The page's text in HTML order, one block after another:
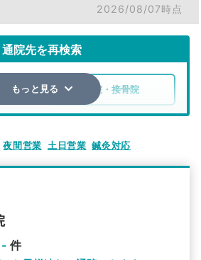
2026/08/07時点
通院先を再検索
整骨院・接骨院
検索する
院名から探す
もっと見る
夜間営業 土日営業 鍼灸対応
- 件